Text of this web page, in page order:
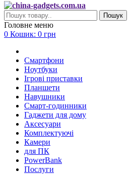
Пошук
Головне меню
0 Кошик: 0 грн
Смартфони
Ноутбуки
Ігрові приставки
Планшети
Навушники
Смарт-годинники
Гаджети для дому
Аксесуари
Комплектуючі
Камери
для ПК
PowerBank
Послуги